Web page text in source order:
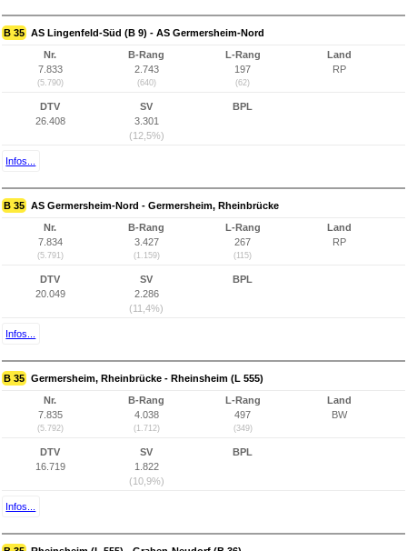
B 35 AS Lingenfeld-Süd (B 9) - AS Germersheim-Nord
Nr.
7.833
(5.790)
B-Rang
2.743
(640)
L-Rang
197
(62)
Land
RP
DTV
26.408
SV
3.301
(12,5%)
BPL
Infos...
B 35 AS Germersheim-Nord - Germersheim, Rheinbrücke
Nr.
7.834
(5.791)
B-Rang
3.427
(1.159)
L-Rang
267
(115)
Land
RP
DTV
20.049
SV
2.286
(11,4%)
BPL
Infos...
B 35 Germersheim, Rheinbrücke - Rheinsheim (L 555)
Nr.
7.835
(5.792)
B-Rang
4.038
(1.712)
L-Rang
497
(349)
Land
BW
DTV
16.719
SV
1.822
(10,9%)
BPL
Infos...